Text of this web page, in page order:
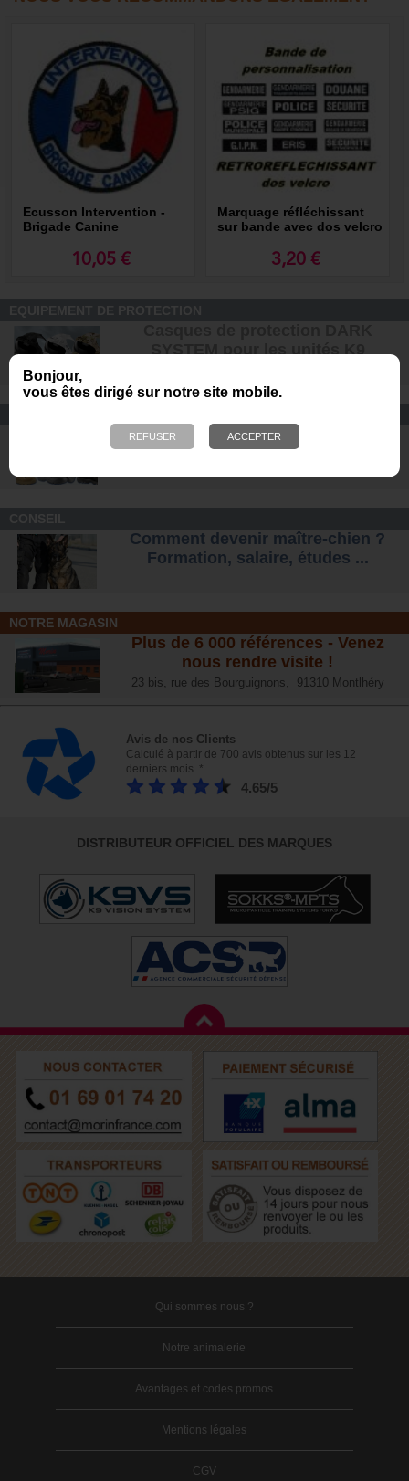
Bonjour,
vous êtes dirigé sur notre site mobile.
Ecusson Intervention -
Brigade Canine
10,05 €
Marquage réfléchissant
sur bande avec dos velcro
3,20 €
Chaussures Ranger et
d'intervention pour tous les terrains
Comment devenir maître-chien ?
Formation, salaire, études ...
NOTRE MAGASIN
Plus de 6 000 références - Venez
nous rendre visite !
23 bis, rue des Bourguignons, 91310 Montlhéry
Avis de nos Clients
Calculé à partir de 700 avis obtenus sur les 12
derniers mois. *
4.65/5
DISTRIBUTEUR OFFICIEL DES MARQUES
Qui sommes nous ?
Notre animalerie
Avantages et codes promos
Mentions légales
CGV